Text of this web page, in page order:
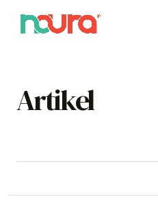
Artikel